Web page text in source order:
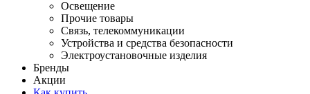
Освещение
Прочие товары
Связь, телекоммуникации
Устройства и средства безопасности
Электроустановочные изделия
Бренды
Акции